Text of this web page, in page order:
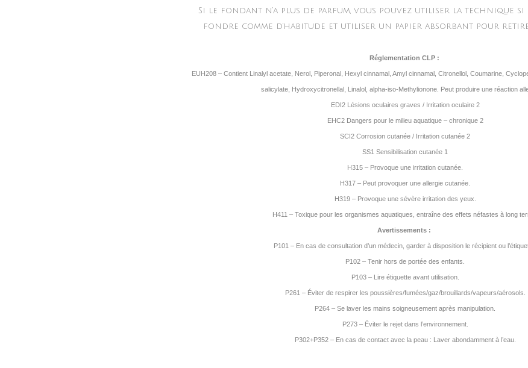
Si le fondant n’a plus de parfum, vous pouvez utiliser la technique si
fondre comme d’habitude et utiliser un papier absorbant pour
Réglementation CLP :
EUH208 – Contient Linalyl acetate, Nerol, Piperonal, Hexyl cinnamal, Amyl cinnamal, Citronellol, Coumarine,
salicylate, Hydroxycitronellal, Linalol, alpha-iso-Methylionone. Peut produire une réaction
EDI2 Lésions oculaires graves / Irritation oculaire 2
EHC2 Dangers pour le milieu aquatique – chronique 2
SCI2 Corrosion cutanée / Irritation cutanée 2
SS1 Sensibilisation cutanée 1
H315 – Provoque une irritation cutanée.
H317 – Peut provoquer une allergie cutanée.
H319 – Provoque une sévère irritation des yeux.
H411 – Toxique pour les organismes aquatiques, entraîne des effets néfastes à long
Avertissements :
P101 – En cas de consultation d’un médecin, garder à disposition le récipient ou
P102 – Tenir hors de portée des enfants.
P103 – Lire étiquette avant utilisation.
P261 – Éviter de respirer les poussières/fumées/gaz/brouillards/vapeurs/aérosols.
P264 – Se laver les mains soigneusement après manipulation.
P273 – Éviter le rejet dans l’environnement.
P302+P352 – En cas de contact avec la peau : Laver abondamment à l’eau.